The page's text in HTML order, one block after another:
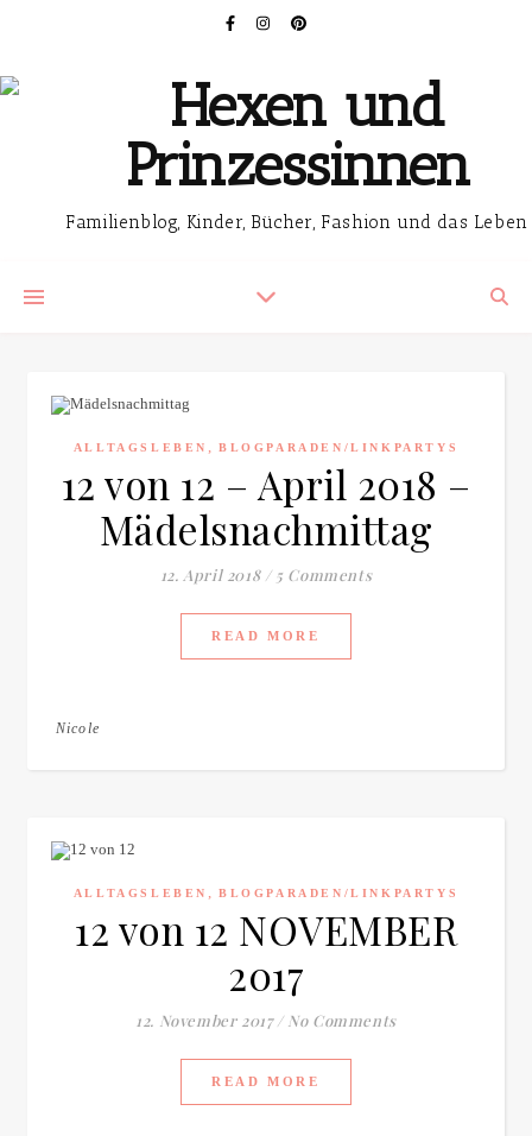
Familienblog, Kinder, Bücher, Fashion und das Leben
ALLTAGSLEBEN , BLOGPARADEN/LINKPARTYS
12 von 12 – April 2018 –
Mädelsnachmittag
12. April 2018 / 5 Comments
READ MORE
Nicole
ALLTAGSLEBEN , BLOGPARADEN/LINKPARTYS
12 von 12 NOVEMBER
2017
12. November 2017 / No Comments
READ MORE